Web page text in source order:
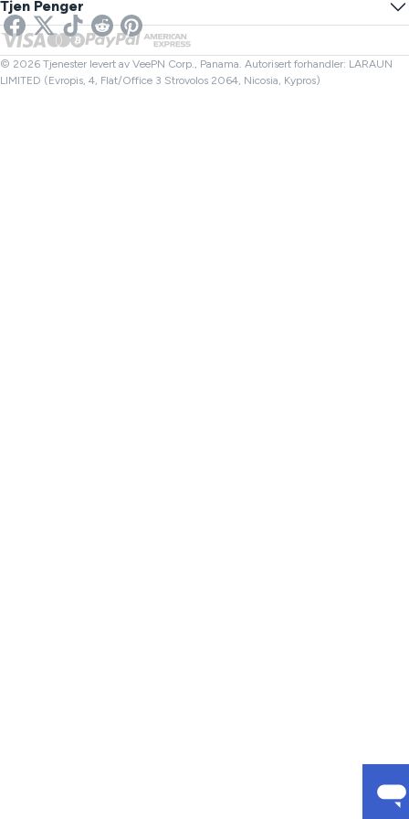
VPN for strømming
Netflix VPN
Lenkesjekker
Filkontroller
UK VPN
Canada VPN
Tyrkia VPN
Tjen Penger
Partnere
© 2026 Tjenester levert av VeePN Corp., Panama. Autorisert forhandler: LARAUN
LIMITED (Evropis, 4, Flat/Office 3 Strovolos 2064, Nicosia, Kypros)